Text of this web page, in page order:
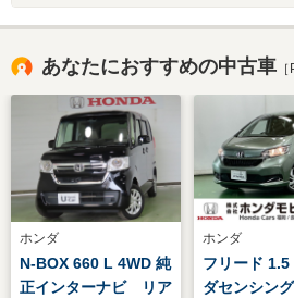
あなたにおすすめの中古車
ホンダ
N-BOX 660 L 4WD 純
正インターナビ リア
ホンダ
フリード 1.5
ダセンシン